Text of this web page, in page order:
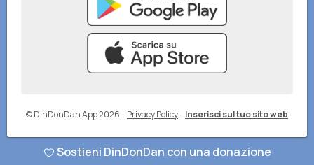
© DinDonDan App 2026–Privacy Policy–Inserisci sul tuo sito web
Sostieni DinDonDan con una donazione